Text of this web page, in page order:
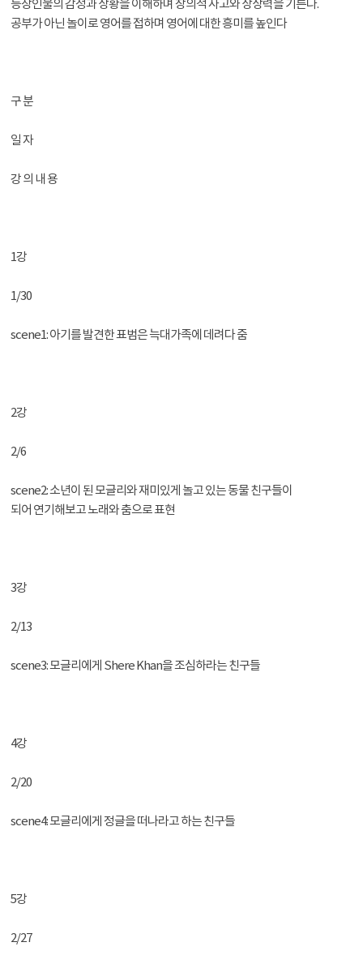
등장인물의 감정과 상황을 이해하며 창의적 사고와 상상력을 기른다.
공부가 아닌 놀이로 영어를 접하며 영어에 대한 흥미를 높인다
구 분
일 자
강 의 내 용
1강
1/30
scene1: 아기를 발견한 표범은 늑대가족에 데려다 줌
2강
2/6
scene2: 소년이 된 모글리와 재미있게 놀고 있는 동물 친구들이
되어 연기해보고 노래와 춤으로 표현
3강
2/13
scene3: 모글리에게 Shere Khan을 조심하라는 친구들
4강
2/20
scene4: 모글리에게 정글을 떠나라고 하는 친구들
5강
2/27